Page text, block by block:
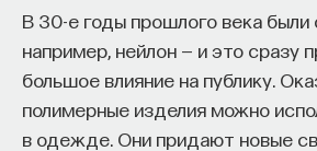
В 30-е годы прошлого века были
например, нейлон — и это сразу
большое влияние на публику.
полимерные изделия можно
в одежде. Они придают новые
специалистов на пути к карьере
инновационных индустриях.
преодолеть существующие
обучение, карьерное
связи с компаниями,
Эндогенные